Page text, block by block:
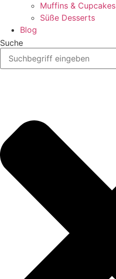
Muffins & Cupcakes
Süße Desserts
Blog
Suche